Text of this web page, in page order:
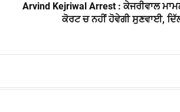
Arvind Kejriwal Arrest : ਕੇਜਰੀਵਾਲ
ਕੋਰਟ ਚ ਨਹੀਂ ਹੋਵੇਗੀ ਸੁਣਵਾਈ,